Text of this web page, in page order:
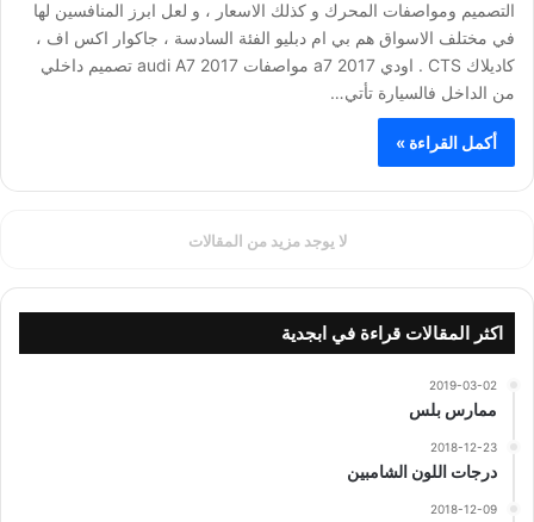
التصميم ومواصفات المحرك و كذلك الاسعار ، و لعل ابرز المنافسين لها
في مختلف الاسواق هم بي ام دبليو الفئة السادسة ، جاكوار اكس اف ،
كاديلاك CTS . اودي a7 2017 مواصفات audi A7 2017 تصميم داخلي
من الداخل فالسيارة تأتي…
أكمل القراءة »
لا يوجد مزيد من المقالات
اكثر المقالات قراءة في ابجدية
2019-03-02
ممارس بلس
2018-12-23
درجات اللون الشامبين
2018-12-09